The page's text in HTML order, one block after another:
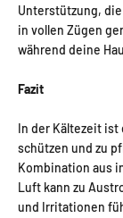
Unterstützung,
in vollen Zügen
während deine
Fazit
In der Kältezeit ist
schützen und zu
Kombination aus
Luft kann zu
und Irritationen